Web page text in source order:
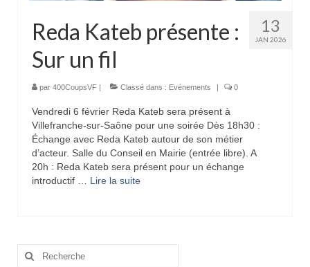
13
JAN 2026
Reda Kateb présente :
Sur un fil
par 400CoupsVF Classé dans : Evénements 0
Vendredi 6 février Reda Kateb sera présent à
Villefranche-sur-Saône pour une soirée Dès 18h30 :
Échange avec Reda Kateb autour de son métier
d’acteur. Salle du Conseil en Mairie (entrée libre). A
20h : Reda Kateb sera présent pour un échange
introductif … Lire la suite­­
Rechercher